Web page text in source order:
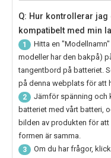
Q: Hur kontrollerar jag
kompatibelt med min
1
Hitta en
modeller har den bakpå)
tangentbord på batteriet.
på denna webplats för att
2 Jämför spänning och
batteriet med vårt batteri,
bilden av produkten för
formen är samma.
3 Om du har frågor,